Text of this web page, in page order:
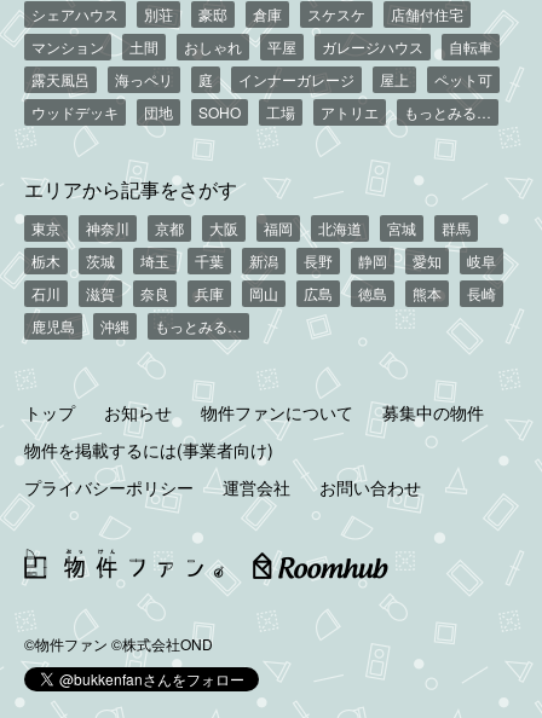
シェアハウス
別荘 豪邸 倉庫 スケスケ
店舗付住宅
マンション
土間 おしゃれ 平屋 ガレージハウス
自転車
露天風呂
海っペリ 庭 インナーガレージ 屋上
ペット可
ウッドデッキ
団地 SOHO 工場 アトリエ もっとみる…
エリアから記事をさがす
東京 神奈川 京都 大阪 福岡 北海道 宮城
群馬
栃木
茨城 埼玉 千葉 新潟 長野 静岡 愛知
岐阜
石川
滋賀 奈良 兵庫 岡山 広島 徳島 熊本
長崎
鹿児島
沖縄 もっとみる…
トップ お知らせ 物件ファンについて
募集中の物件
物件を掲載するには(事業者向け)
プライバシーポリシー
運営会社 お問い合わせ
©物件ファン ©株式会社OND